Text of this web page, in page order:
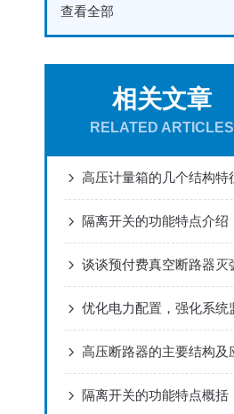
查看全部
相关文章
RELATED ARTICLES
隔离开关的功能特点介绍
隔离开关的功能特点概括